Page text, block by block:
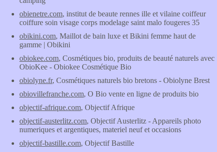
obienetre.com, institut de beaute rennes ille et vilaine coiffeur
coiffure soin visage corps modelage saint malo fougeres 35
obikini.com, Maillot de bain luxe et Bikini femme haut de
gamme | Obikini
obiokee.com, Cosmétiques bio, produits de beauté naturels avec
ObioKee - Obiokee Cosmétique Bio
obiolyne.fr, Cosmétiques naturels bio bretons - Obiolyne Brest
obiovillefranche.com, O Bio vente en ligne de produits bio
objectif-afrique.com, Objectif Afrique
objectif-austerlitz.com, Objectif Austerlitz - Appareils photo
numeriques et argentiques, materiel neuf et occasions
objectif-bastille.com, Objectif Bastille